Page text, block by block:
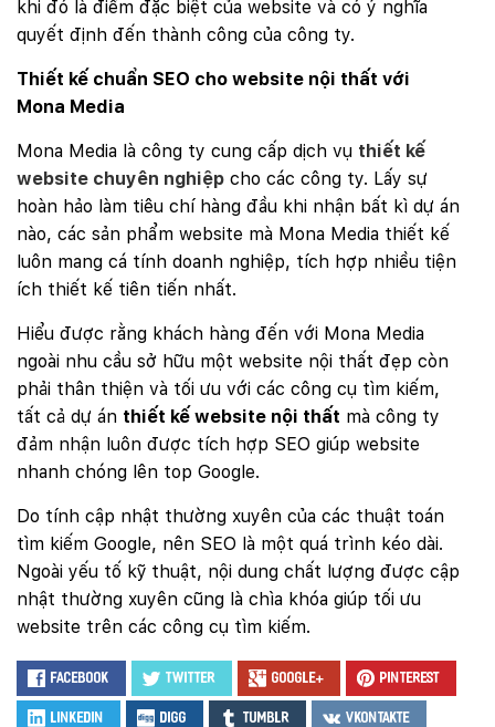
khi đó là điểm đặc biệt của website và có ý nghĩa
quyết định đến thành công của công ty.
Thiết kế chuẩn SEO cho website nội thất với
Mona Media
Mona Media là công ty cung cấp dịch vụ thiết kế
website chuyên nghiệp cho các công ty. Lấy sự
hoàn hảo làm tiêu chí hàng đầu khi nhận bất kì dự án
nào, các sản phẩm website mà Mona Media thiết kế
luôn mang cá tính doanh nghiệp, tích hợp nhiều tiện
ích thiết kế tiên tiến nhất.
Hiểu được rằng khách hàng đến với Mona Media
ngoài nhu cầu sở hữu một website nội thất đẹp còn
phải thân thiện và tối ưu với các công cụ tìm kiếm,
tất cả dự án thiết kế website nội thất mà công ty
đảm nhận luôn được tích hợp SEO giúp website
nhanh chóng lên top Google.
Do tính cập nhật thường xuyên của các thuật toán
tìm kiếm Google, nên SEO là một quá trình kéo dài.
Ngoài yếu tố kỹ thuật, nội dung chất lượng được cập
nhật thường xuyên cũng là chìa khóa giúp tối ưu
website trên các công cụ tìm kiếm.
Facebook Twitter Google+ Pinterest
LinkedIn Digg Tumblr VKontakte